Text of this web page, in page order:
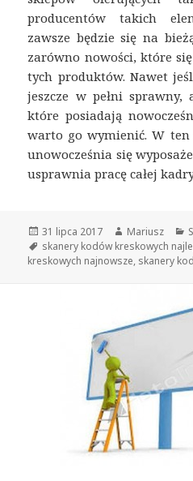
producentów takich
zawsze będzie się na
zarówno nowości, które
tych produktów. Nawet
jeszcze w pełni
które posiadają
warto go wymienić. W ten
unowocześnia się
usprawnia pracę całej
Opublikowano
31 lipca 2017 Autor
Mariusz
Tagi
skanery kodów kreskowych
kreskowych najnowsze, skanery